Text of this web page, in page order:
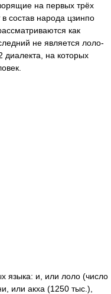
на первых трёх
состав народа цзинпо
как
не является лоло-
на которых
языка: и, или лоло (число
или акха (1250 тыс.),